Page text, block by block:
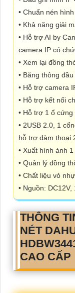
• Chuẩn nén
• Khả năng giải
• Hỗ trợ AI by
camera IP có
• Xem lại đồng
• Băng thông
• Hỗ trợ camera
• Hỗ trợ kết nối
• Hỗ trợ 1 ổ cứng
• 2USB 2.0, 1
hỗ trợ đàm thoại
• Xuất hình ảnh
• Quản lý đồng
• Chất liệu vỏ
• Nguồn: DC12V,
THÔNG
NÉT
CAO CẤP